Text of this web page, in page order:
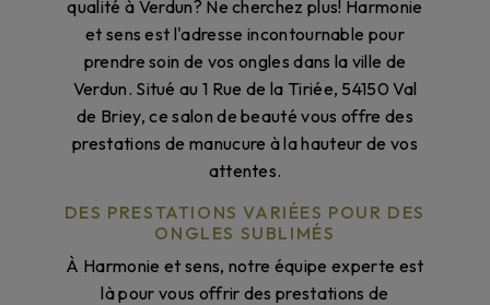
qualité à Verdun? Ne cherchez plus! Harmonie
et sens est l'adresse incontournable pour
prendre soin de vos ongles dans la ville de
Verdun. Situé au 1 Rue de la Tiriée, 54150 Val
de Briey, ce salon de beauté vous offre des
prestations de manucure à la hauteur de vos
attentes.
DES PRESTATIONS VARIÉES POUR DES
ONGLES SUBLIMÉS
À Harmonie et sens, notre équipe experte est
là pour vous offrir des prestations de